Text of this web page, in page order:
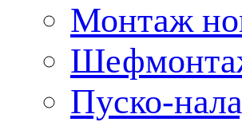
Монтаж
Пуско-